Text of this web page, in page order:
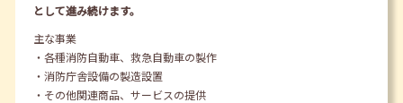
として進み続けます。
主な事業
・各種消防自動車、救急自動車の製作
・消防庁舎設備の製造設置
・その他関連商品、サービスの提供